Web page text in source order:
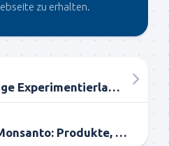
zu erhalten.
CETA – Das lebendige Experimentierlabor für genetisch veränderte Lebensmittel
US-Giftmischer Monsanto: Produkte, die auf dieser Liste stehen, solltest du auf keinen Fall kaufen!